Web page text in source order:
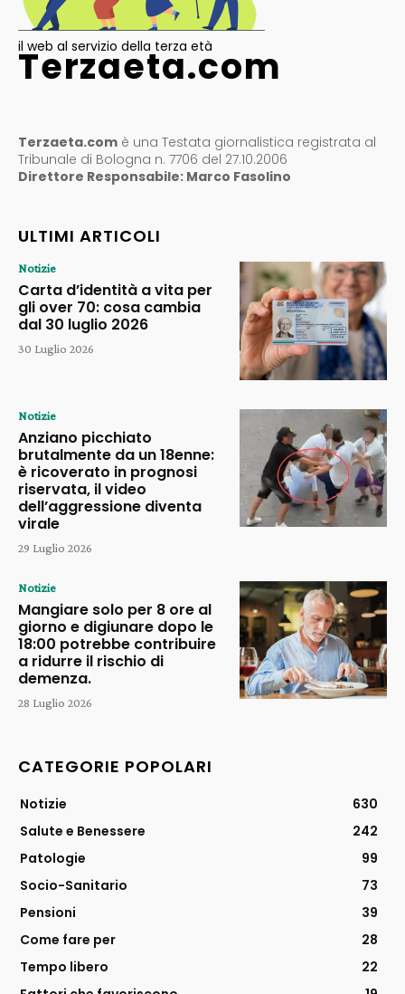
il web al servizio della terza età
Terzaeta.com
Terzaeta.com è una Testata giornalistica registrata al
Tribunale di Bologna n. 7706 del 27.10.2006
Direttore Responsabile: Marco Fasolino
ULTIMI ARTICOLI
Notizie
Carta d’identità a vita per
gli over 70: cosa cambia
dal 30 luglio 2026
30 Luglio 2026
Notizie
Anziano picchiato
brutalmente da un 18enne:
è ricoverato in prognosi
riservata, il video
dell’aggressione diventa
virale
29 Luglio 2026
Notizie
Mangiare solo per 8 ore al
giorno e digiunare dopo le
18:00 potrebbe contribuire
a ridurre il rischio di
demenza.
28 Luglio 2026
CATEGORIE POPOLARI
Notizie
630
Salute e Benessere
242
Patologie
99
Socio-Sanitario
73
Pensioni
39
Come fare per
28
Tempo libero
22